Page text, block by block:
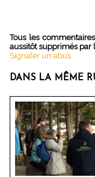
Tous les
aussitôt supprimés par
Signaler un abus
DANS LA MÊME